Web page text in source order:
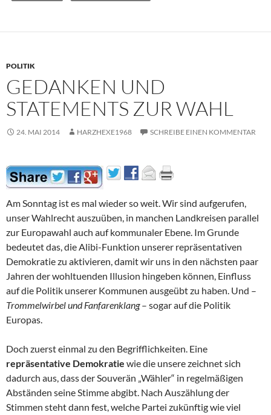
POLITIK
GEDANKEN UND
STATEMENTS ZUR WAHL
24. MAI 2014 HARZHEXE1968 SCHREIBE EINEN KOMMENTAR
Am Sonntag ist es mal wieder so weit. Wir sind aufgerufen,
unser Wahlrecht auszuüben, in manchen Landkreisen parallel
zur Europawahl auch auf kommunaler Ebene. Im Grunde
bedeutet das, die Alibi-Funktion unserer repräsentativen
Demokratie zu aktivieren, damit wir uns in den nächsten paar
Jahren der wohltuenden Illusion hingeben können, Einfluss
auf die Politik unserer Kommunen ausgeübt zu haben. Und –
Trommelwirbel und Fanfarenklang– sogar auf die Politik
Europas.
Doch zuerst einmal zu den Begrifflichkeiten. Eine
repräsentative Demokratie wie die unsere zeichnet sich
dadurch aus, dass der Souverän „Wähler“ in regelmäßigen
Abständen seine Stimme abgibt. Nach Auszählung der
Stimmen steht dann fest, welche Partei zukünftig wie viel